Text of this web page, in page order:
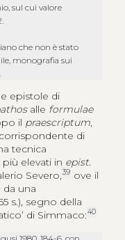
sul cui valore
che non è stato
monografia sui
epistole di
alle formulae
il praescriptum,
di
tecnica
elevati in epist.
Severo,39 ove il
una
s.), segno della
di Simmaco:40